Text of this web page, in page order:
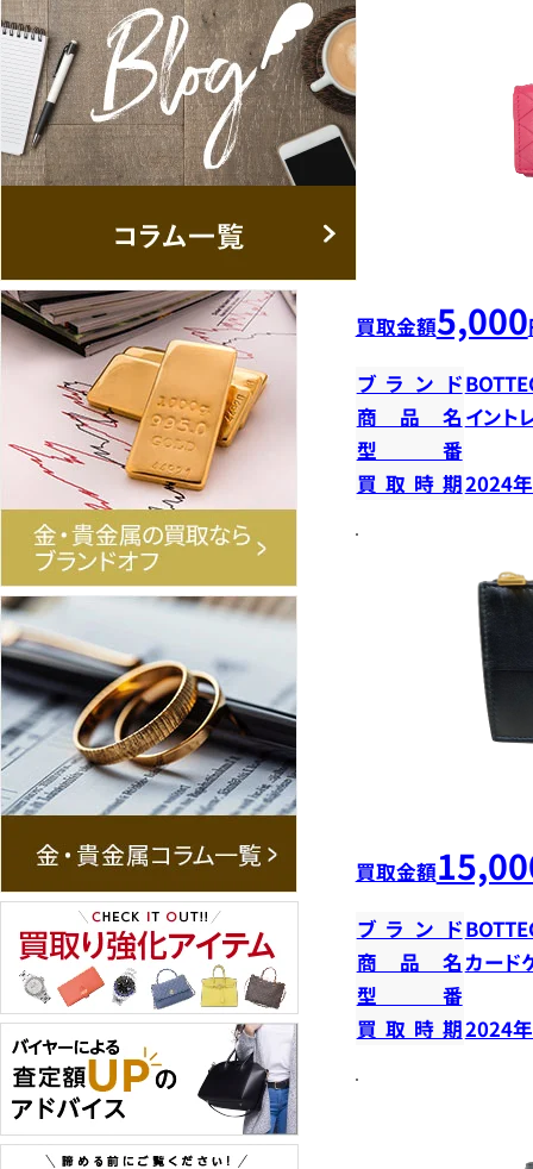
買取金額5,000
ブランド
商品名 イント
型番
買取時期2024
買取金額
ブランド
商品名 カード
型番
買取時期2024